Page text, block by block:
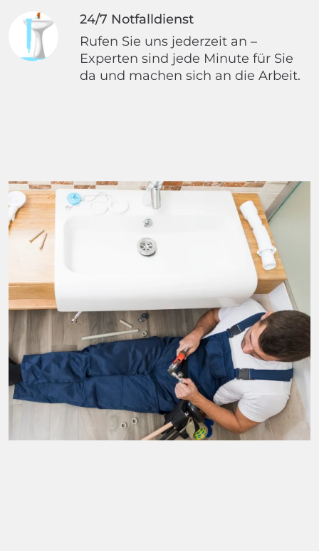
24/7 Notfalldienst
Rufen Sie uns jederzeit an –
Experten sind jede Minute für Sie
da und machen sich an die Arbeit.